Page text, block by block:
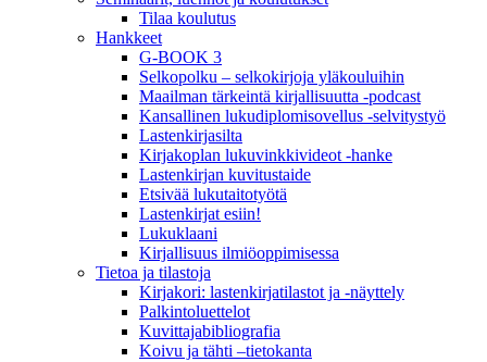
Tilaa koulutus
Hankkeet
G-BOOK 3
Selkopolku – selkokirjoja yläkouluihin
Maailman tärkeintä kirjallisuutta -podcast
Kansallinen lukudiplomisovellus -selvitystyö
Lastenkirjasilta
Kirjakoplan lukuvinkkivideot -hanke
Lastenkirjan kuvitustaide
Etsivää lukutaitotyötä
Lastenkirjat esiin!
Lukuklaani
Kirjallisuus ilmiöoppimisessa
Tietoa ja tilastoja
Kirjakori: lastenkirjatilastot ja -näyttely
Palkintoluettelot
Kuvittaja­bibliografia
Koivu ja tähti –tietokanta